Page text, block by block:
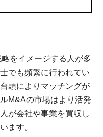
をイメージする人が多
でも頻繁に行われてい
頭によりマッチングが
M&Aの市場はより活発
が会社や事業を買収し
ます。